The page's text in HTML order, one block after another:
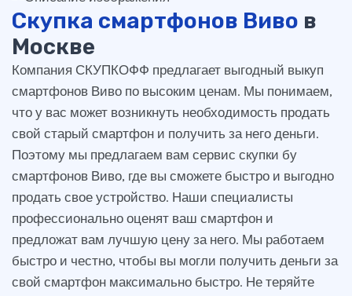
Скупка смартфонов Виво в
Москве
Компания СКУПКОФФ предлагает выгодный выкуп
смартфонов Виво по высоким ценам. Мы понимаем,
что у вас может возникнуть необходимость продать
свой старый смартфон и получить за него деньги.
Поэтому мы предлагаем вам сервис скупки бу
смартфонов Виво, где вы сможете быстро и выгодно
продать свое устройство. Наши специалисты
профессионально оценят ваш смартфон и
предложат вам лучшую цену за него. Мы работаем
быстро и честно, чтобы вы могли получить деньги за
свой смартфон максимально быстро. Не теряйте